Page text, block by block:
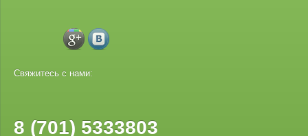
Свяжитесь с нами:
8 (701) 5333803